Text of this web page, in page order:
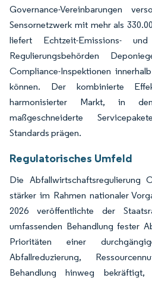
Governance-Vereinbarungen
Sensornetzwerk mit mehr als
liefert Echtzeit-Emissions-
Regulierungsbehörden
Compliance-Inspektionen
können. Der kombinierte
harmonisierter Markt, in
maßgeschneiderte
Standards prägen.
Regulatorisches Umfeld
Die Abfallwirtschaftsregulierung
stärker im Rahmen nationaler
2026 veröffentlichte der
umfassenden Behandlung fester
Prioritäten einer
Abfallreduzierung,
Behandlung hinweg